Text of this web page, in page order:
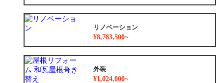
リノベーション
¥8,783,500~
外装
¥1,024,000~